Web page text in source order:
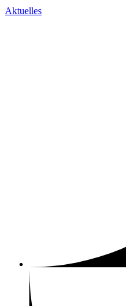
Aktuelles